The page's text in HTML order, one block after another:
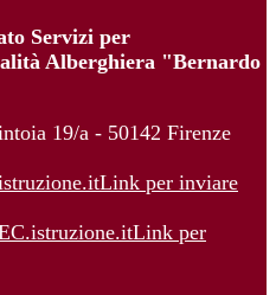
Servizi per
Alberghiera "Bernardo
19/a - 50142 Firenze
Link per inviare
Link per